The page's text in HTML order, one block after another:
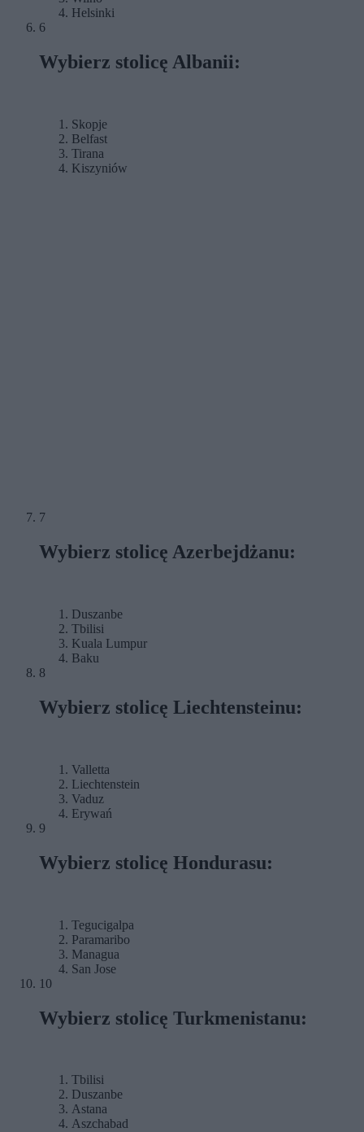
Helsinki
6
Wybierz stolicę Albanii:
Skopje
Belfast
Tirana
Kiszyniów
7
Wybierz stolicę Azerbejdżanu:
Duszanbe
Tbilisi
Kuala Lumpur
Baku
8
Wybierz stolicę Liechtensteinu:
Valletta
Liechtenstein
Vaduz
Erywań
9
Wybierz stolicę Hondurasu:
Tegucigalpa
Paramaribo
Managua
San Jose
10
Wybierz stolicę Turkmenistanu:
Tbilisi
Duszanbe
Astana
Aszchabad